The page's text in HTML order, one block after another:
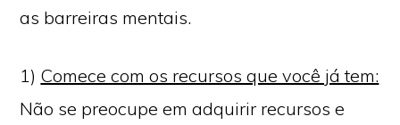
as barreiras mentais.
1) Comece com os recursos que você já tem:
Não se preocupe em adquirir recursos e